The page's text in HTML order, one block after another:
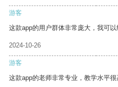
游客
这款app的用户群体非常庞大，我可以
2024-10-26
游客
这款app的老师非常专业，教学水平很